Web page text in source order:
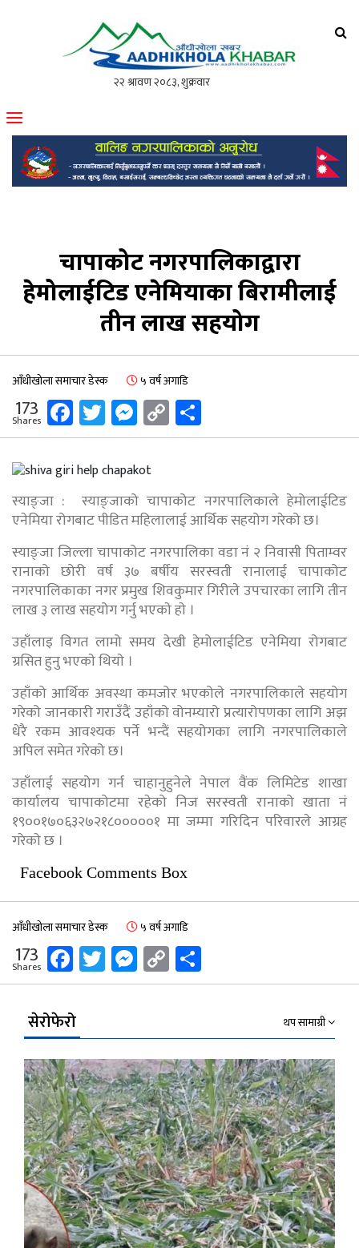
मोफसलकै लोकप्रिय अनलाइन पत्रिका
चापाकोट नगरपालिकाद्वारा
हेमोलाईटिड एनेमियाका बिरामीलाई
तीन लाख सहयोग
आँधीखोला समाचार डेस्क ५ वर्ष अगाडि
173
Shares Facebook
Twitter
Messenger
Copy
Link
स्याङ्जा : स्याङ्जाको चापाकोट नगरपालिकाले हेमोलाईटिड
एनेमिया रोगबाट पीडित महिलालाई आर्थिक सहयोग गरेको छ।
स्याङ्जा जिल्ला चापाकोट नगरपालिका वडा नं २ निवासी पिताम्वर
रानाको छोरी वर्ष ३७ बर्षीय सरस्वती रानालाई चापाकोट
नगरपालिकाका नगर प्रमुख शिवकुमार गिरीले उपचारका लागि तीन
लाख ३ लाख सहयोग गर्नु भएकाे हाे ।
उहाँलाइ विगत लामो समय देखी हेमोलाईटिड एनेमिया रोगबाट
ग्रसित हुनु भएकाे थियाे ।
उहाँको आर्थिक अवस्था कमजोर भएकोले नगरपालिकाले सहयोग
गरेको जानकारी गराउँदैं उहाँको वोनम्यारो प्रत्यारोपणका लागि अझ
धेरै रकम आवश्यक पर्ने भन्दैं सहयोगका लागि नगरपालिकाले
अपिल समेत गरेको छ।
उहाँलाई सहयोग गर्न चाहानुहुनेले नेपाल वैंक लिमिटेड शाखा
कार्यालय चापाकोटमा रहेको निज सरस्वती रानाको खाता नं
१९००१७०६३२७२१८०००००१ मा जम्मा गरिदिन परिवारले आग्रह
गरेकाे छ ।
Facebook Comments Box
आँधीखोला समाचार डेस्क ५ वर्ष अगाडि
173
Shares Facebook
Twitter
Messenger
Copy
Link
सेरोफेरो थप सामाग्री